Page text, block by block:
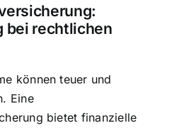
bei rechtlichen
können teuer und
Eine
bietet finanzielle